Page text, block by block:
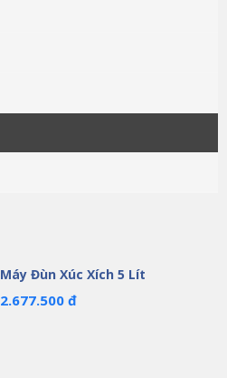
Máy Đùn Xúc Xích 5 Lít
2.677.500 đ